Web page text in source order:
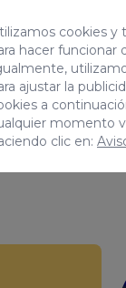
cookies y
hacer funcionar
ajustar la
a
momento
clic en: